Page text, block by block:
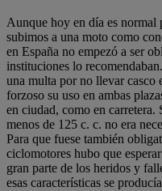
Aunque hoy en día es normal
subimos a una moto como
en España no empezó a ser
instituciones lo
una multa por no llevar casco
forzoso su uso en ambas
en ciudad, como en carretera.
menos de 125 c. c. no era
Para que fuese también
ciclomotores hubo que
gran parte de los heridos y
esas características se